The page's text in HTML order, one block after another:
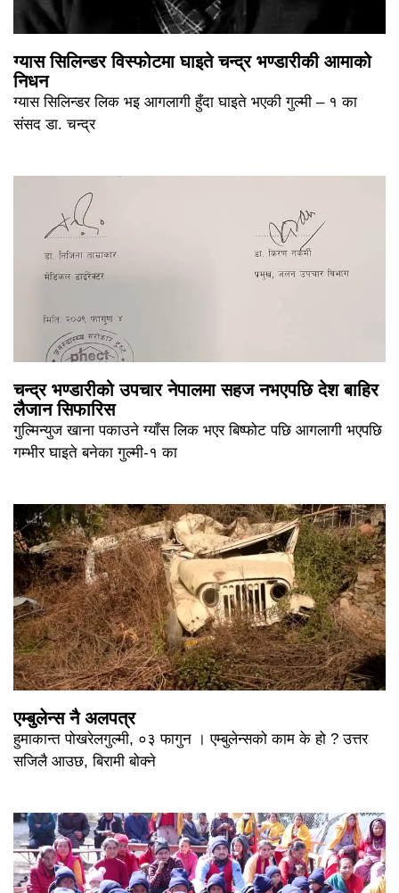
ग्यास सिलिन्डर विस्फोटमा घाइते चन्द्र भण्डारीकी आमाको
निधन
ग्यास सिलिन्डर लिक भइ आगलागी हुँदा घाइते भएकी गुल्मी – १ का
संसद डा. चन्द्र
चन्द्र भण्डारीको उपचार नेपालमा सहज नभएपछि देश बाहिर
लैजान सिफारिस
गुल्मिन्युज खाना पकाउने ग्याँस लिक भएर बिष्फोट पछि आगलागी भएपछि
गम्भीर घाइते बनेका गुल्मी-१ का
एम्बुलेन्स नै अलपत्र
हुमाकान्त पोखरेलगुल्मी, ०३ फागुन । एम्बुलेन्सको काम के हो ? उत्तर
सजिलै आउछ, बिरामी बोक्ने